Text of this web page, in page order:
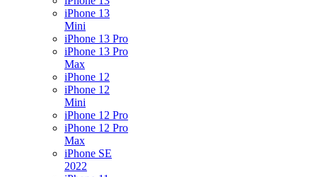
iPhone 13
Mini
iPhone 13 Pro
iPhone 13 Pro
Max
iPhone 12
iPhone 12
Mini
iPhone 12 Pro
iPhone 12 Pro
Max
iPhone SE
2022